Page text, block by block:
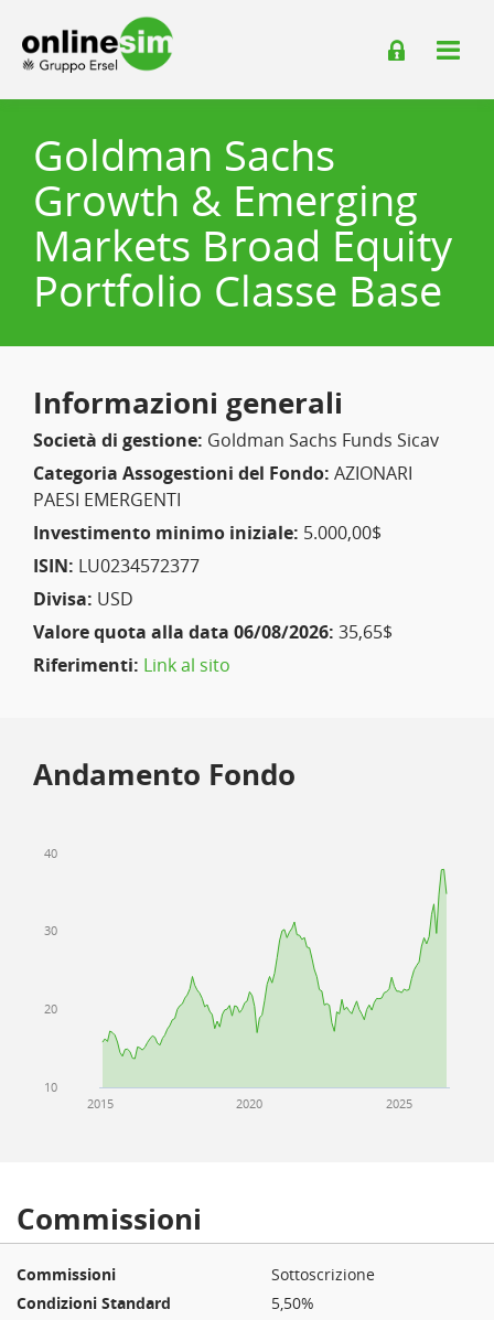
Goldman Sachs
Growth & Emerging
Markets Broad Equity
Portfolio Classe Base
Informazioni generali
Società di gestione: Goldman Sachs Funds Sicav
Categoria Assogestioni del Fondo: AZIONARI
PAESI EMERGENTI
Investimento minimo iniziale: 5.000,00$
ISIN: LU0234572377
Divisa: USD
Valore quota alla data 06/08/2026: 35,65$
Riferimenti: Link al sito
Andamento Fondo
2020
2015 2025
10
20
30
40
Commissioni
Sottoscrizione
5,50%